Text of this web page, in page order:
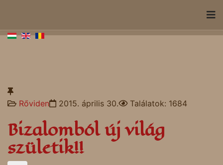
Rőviden 2015. április 30. Találatok: 1684
Bizalomból új világ
születik!!